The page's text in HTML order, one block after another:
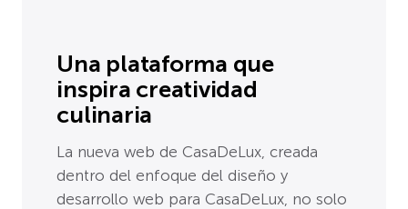
Una plataforma que
inspira creatividad
culinaria
La nueva web de CasaDeLux, creada
dentro del enfoque del diseño y
desarrollo web para CasaDeLux, no solo